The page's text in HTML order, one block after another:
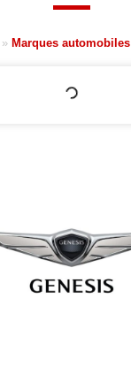
» Marques automobiles